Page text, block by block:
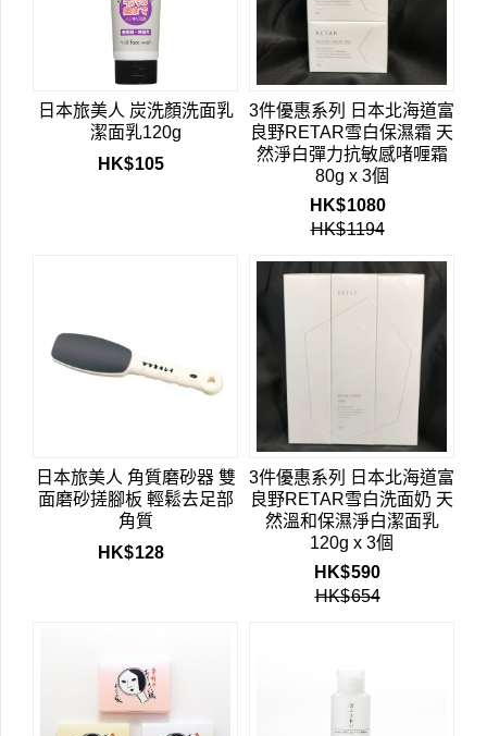
日本旅美人 炭洗顏洗面乳
潔面乳120g
HK$105
3件優惠系列 日本北海道富
良野RETAR雪白保濕霜 天
然淨白彈力抗敏感啫喱霜
80g x 3個
HK$1080
HK$1194
日本旅美人 角質磨砂器 雙
面磨砂搓腳板 輕鬆去足部
角質
HK$128
3件優惠系列 日本北海道富
良野RETAR雪白洗面奶 天
然溫和保濕淨白潔面乳
120g x 3個
HK$590
HK$654